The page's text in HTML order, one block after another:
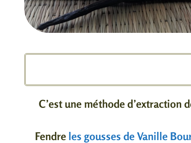
C’est une méthode
Fendre les gousses de Vanille